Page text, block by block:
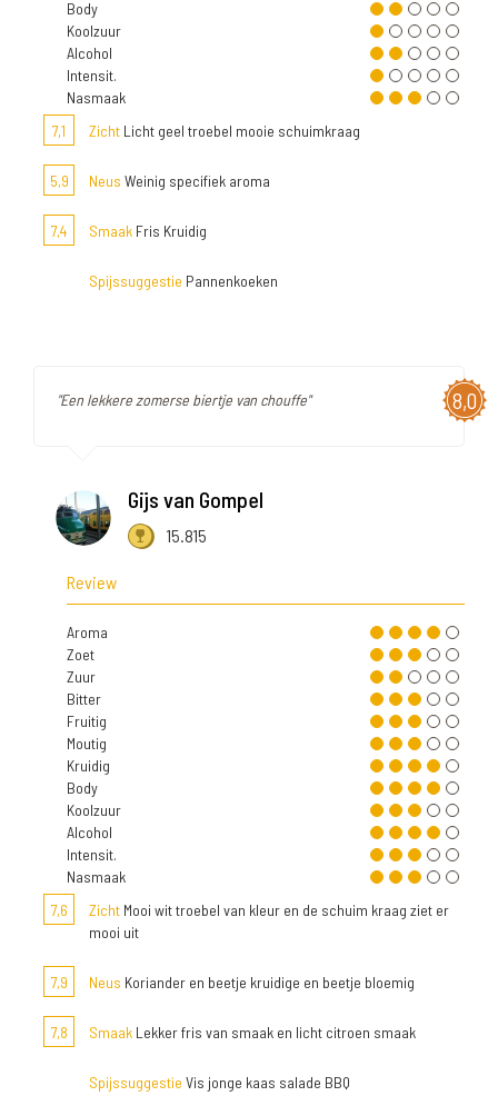
Body
Koolzuur
Alcohol
Intensit.
Nasmaak
7,1
Zicht Licht geel troebel mooie schuimkraag
5,9 Neus Weinig specifiek aroma
7,4 Smaak Fris Kruidig
Spijssuggestie Pannenkoeken
8,0
"Een lekkere zomerse biertje van chouffe"
Gijs van Gompel
15.815
Review
Aroma
Zoet
Zuur
Bitter
Fruitig
Moutig
Kruidig
Body
Koolzuur
Alcohol
Intensit.
Nasmaak
7,6
Zicht Mooi wit troebel van kleur en de schuim kraag ziet er
mooi uit
7,9 Neus Koriander en beetje kruidige en beetje bloemig
7,8 Smaak Lekker fris van smaak en licht citroen smaak
Spijssuggestie Vis jonge kaas salade BBQ